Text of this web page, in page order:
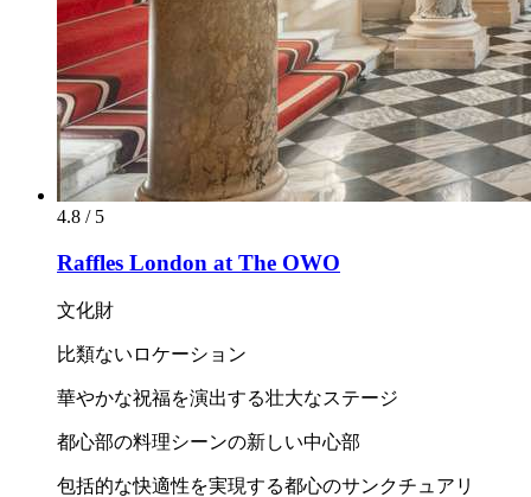
4.8 / 5
Raffles London at The OWO
文化財
比類ないロケーション
華やかな祝福を演出する壮大なステージ
都心部の料理シーンの新しい中心部
包括的な快適性を実現する都心のサンクチュアリ